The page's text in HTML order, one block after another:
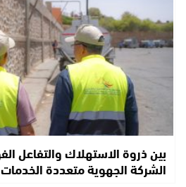
بين ذروة الاستهلاك والتفاعل
الشركة الجهوية متعددة